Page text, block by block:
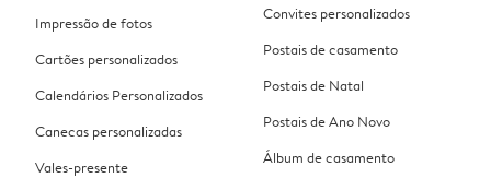
Impressão de fotos
Cartões personalizados
Calendários Personalizados
Canecas personalizadas
Vales-presente
Convites personalizados
Postais de casamento
Postais de Natal
Postais de Ano Novo
Álbum de casamento